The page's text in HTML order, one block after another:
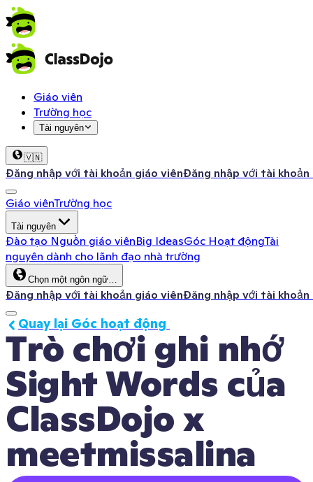
Giáo viên
Trường học
Tài nguyên
🇻🇳
Đăng nhập với tài khoản giáo viênĐăng nhập với tài khoản
Giáo viênTrường học
Tài nguyên
Đào tạo Nguồn giáo viênBig IdeasGóc Hoạt độngTài
nguyên dành cho lãnh đạo nhà trường
Chọn một ngôn ngữ…
Đăng nhập với tài khoản giáo viênĐăng nhập với tài khoản
Trò chơi ghi nhớ
Sight Words của
ClassDojo x
meetmissalina
Quay lại Góc hoạt động